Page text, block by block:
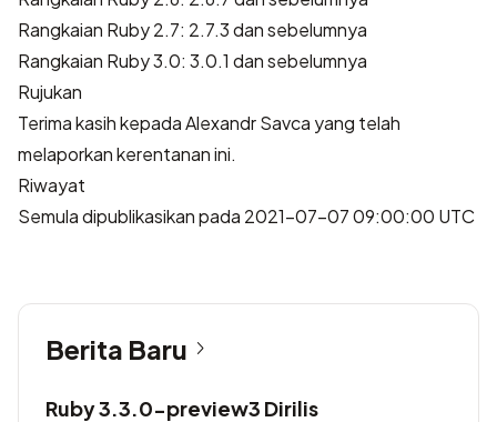
Rangkaian Ruby 2.7: 2.7.3 dan sebelumnya
Rangkaian Ruby 3.0: 3.0.1 dan sebelumnya
Rujukan
Terima kasih kepadaAlexandr Savca yang telah
melaporkan kerentanan ini.
Riwayat
Semula dipublikasikan pada 2021-07-07 09:00:00 UTC
Berita Baru
Ruby 3.3.0-preview3 Dirilis